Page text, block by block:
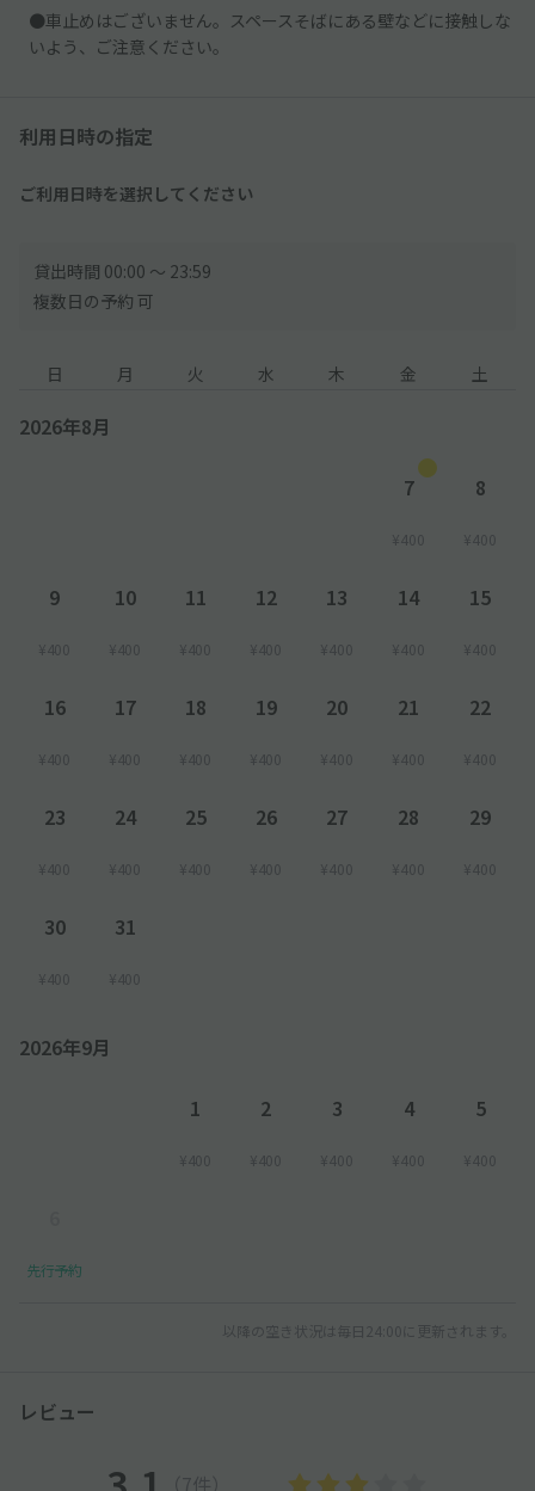
●車止めはございません。スペースそばにある壁などに接触しな
いよう、ご注意ください。
利用日時の指定
ご利用日時を選択してください
貸出時間 00:00 〜 23:59
複数日の予約 可
日 月 火 水 木 金 土
2026年8月
7
¥400
8
¥400
9
¥400
10
¥400
11
¥400
12
¥400
13
¥400
14
¥400
15
¥400
16
¥400
17
¥400
18
¥400
19
¥400
20
¥400
21
¥400
22
¥400
23
¥400
24
¥400
25
¥400
26
¥400
27
¥400
28
¥400
29
¥400
30
¥400
31
¥400
2026年9月
1
¥400
2
¥400
3
¥400
4
¥400
5
¥400
先行予約
以降の空き状況は毎日24:00に更新されます。
レビュー
（7件）